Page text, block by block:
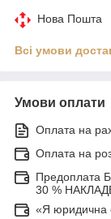
Нова Пошта
Всі умови
Умови оплати
Оплата на
Оплата на
Предоплата
30 %
«Я юридична